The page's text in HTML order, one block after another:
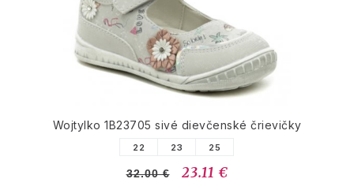
Wojtylko 1B23705 sivé dievčenské črievičky
22 23 25
32.00 € 23.11 €